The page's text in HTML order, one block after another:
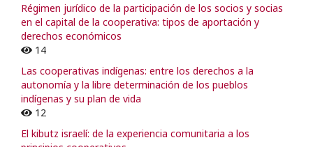
Régimen jurídico de la participación de los socios y socias
en el capital de la cooperativa: tipos de aportación y
derechos económicos
14
Las cooperativas indígenas: entre los derechos a la
autonomía y la libre determinación de los pueblos
indígenas y su plan de vida
12
El kibutz israelí: de la experiencia comunitaria a los